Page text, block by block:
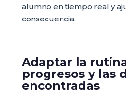
alumno en tiempo real y
consecuencia.
Adaptar la
progresos y las
encontradas